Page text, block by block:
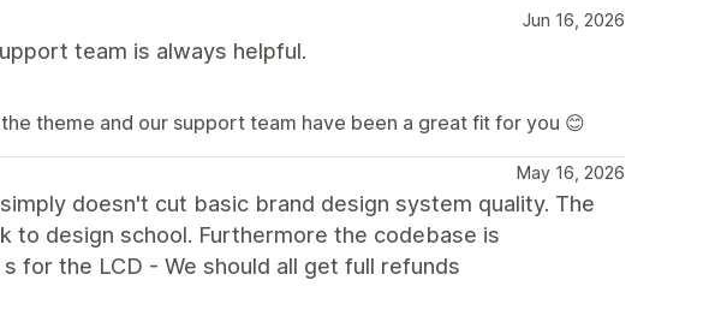
Jun 16, 2026
team is always helpful.
theme and our support team have been a great fit for you 😊
May 16, 2026
doesn't cut basic brand design system quality. The
to design school. Furthermore the codebase is
for the LCD - We should all get full refunds